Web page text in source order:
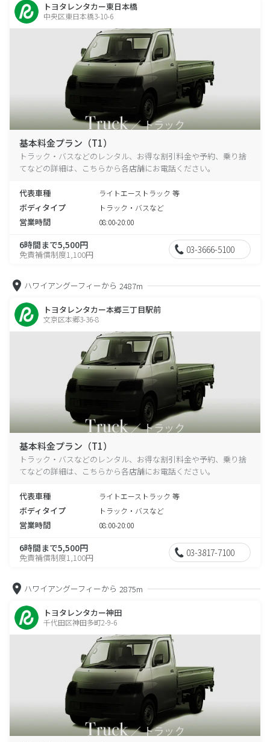
トヨタレンタカー東日本橋
中央区東日本橋3-10-6
基本料金プラン（T1）
トラック・バスなどのレンタル、お得な割引料金や予約、乗り捨
てなどの詳細は、こちらから各店舗にお電話ください。
代表車種 ライトエーストラック 等
ボディタイプ トラック・バスなど
営業時間 08:00-20:00
6時間まで5,500円
免責補償制度1,100円 03-3666-5100
ハワイアングーフィーから 2487m
トヨタレンタカー本郷三丁目駅前
文京区本郷3-36-8
基本料金プラン（T1）
トラック・バスなどのレンタル、お得な割引料金や予約、乗り捨
てなどの詳細は、こちらから各店舗にお電話ください。
代表車種 ライトエーストラック 等
ボディタイプ トラック・バスなど
営業時間 08:00-20:00
6時間まで5,500円
免責補償制度1,100円 03-3817-7100
ハワイアングーフィーから 2875m
トヨタレンタカー神田
千代田区神田多町2-9-6